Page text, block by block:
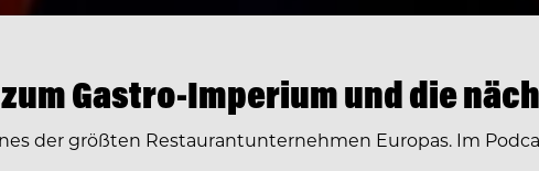
Gastro-Imperium und die
der größten Restaurantunternehmen Europas. Im